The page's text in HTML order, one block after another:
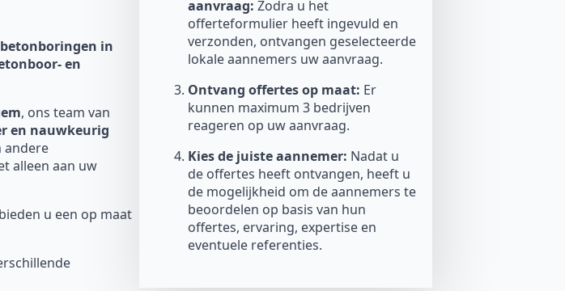
betonboringen in
en
, ons team van
en nauwkeurig
andere
alleen aan uw
u een op maat
aanvraag: Zodra u het
offerteformulier heeft ingevuld en
verzonden, ontvangen geselecteerde
lokale aannemers uw aanvraag.
Ontvang offertes op maat: Er
kunnen maximum 3 bedrijven
reageren op uw aanvraag.
Kies de juiste aannemer: Nadat u
de offertes heeft ontvangen, heeft u
de mogelijkheid om de aannemers te
beoordelen op basis van hun
offertes, ervaring, expertise en
eventuele referenties.